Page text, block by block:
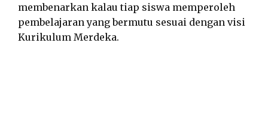
membenarkan kalau tiap siswa memperoleh
pembelajaran yang bermutu sesuai dengan visi
Kurikulum Merdeka.